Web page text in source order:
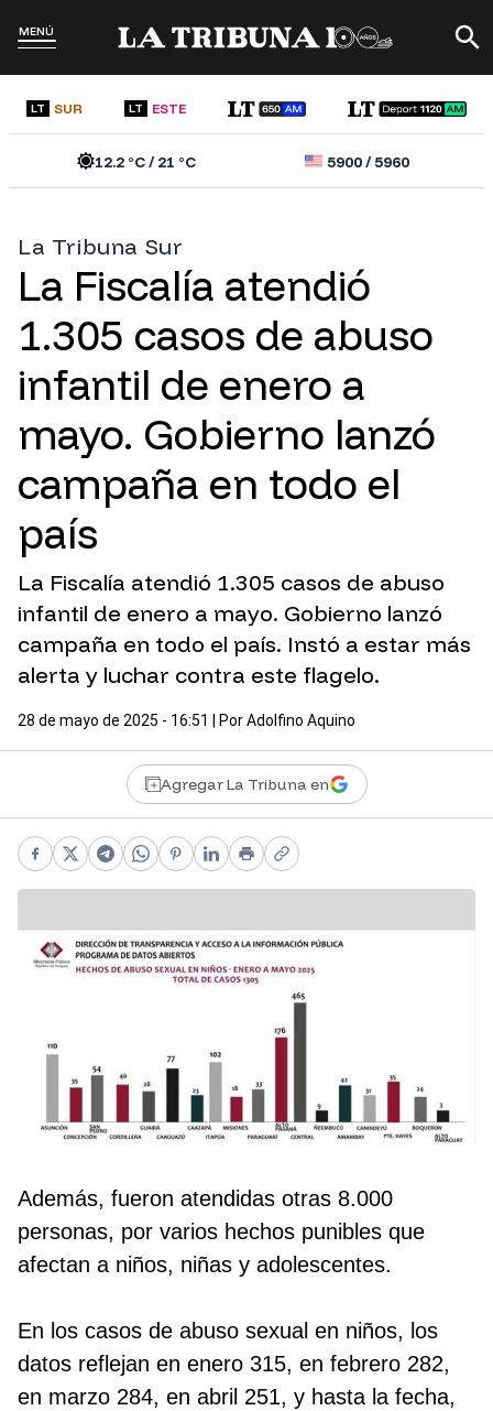
MENÚ
LT SUR LT ESTE
12.2 °C /21 °C 5900/5960
La Tribuna Sur
La Fiscalía atendió
1.305 casos de abuso
infantil de enero a
mayo. Gobierno lanzó
campaña en todo el
país
La Fiscalía atendió 1.305 casos de abuso
infantil de enero a mayo. Gobierno lanzó
campaña en todo el país. Instó a estar más
alerta y luchar contra este flagelo.
28 de mayo de 2025 - 16:51 | PorAdolfino Aquino
Agregar La Tribuna en
Facebook
X Telegram
WhatsApp
Pinterest
LinkedIn
PrintCopy link
Además, fueron atendidas otras 8.000
personas, por varios hechos punibles que
afectan a niños, niñas y adolescentes.
En los casos de abuso sexual en niños, los
datos reflejan en enero 315, en febrero 282,
en marzo 284, en abril 251, y hasta la fecha,